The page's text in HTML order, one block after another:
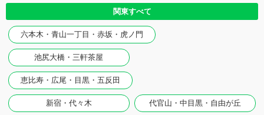
関東すべて
六本木・青山一丁目・赤坂・虎ノ門
池尻大橋・三軒茶屋
恵比寿・広尾・目黒・五反田
新宿・代々木 代官山・中目黒・自由が丘